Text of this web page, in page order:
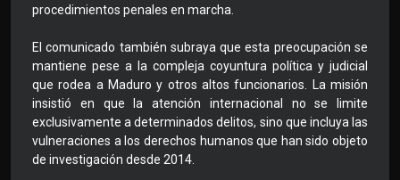
procedimientos penales en marcha.
El comunicado también subraya que esta preocupación se
mantiene pese a la compleja coyuntura política y judicial
que rodea a Maduro y otros altos funcionarios. La misión
insistió en que la atención internacional no se limite
exclusivamente a determinados delitos, sino que incluya las
vulneraciones a los derechos humanos que han sido objeto
de investigación desde 2014.